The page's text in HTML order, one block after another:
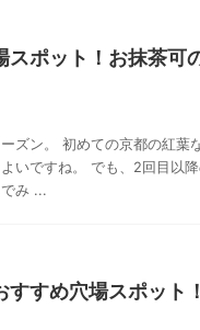
スポット！お抹茶可
ズン。 初めての京都の紅葉
いですね。 でも、2回目以
み ...
すすめ穴場スポット